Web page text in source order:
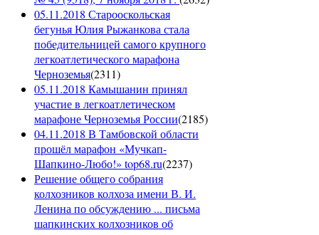
05.11.2018 Старооскольская
бегунья Юлия Рыжанкова стала
победительницей самого крупного
легкоатлетического марафона
Черноземья(2311)
05.11.2018 Камышанин принял
участие в легкоатлетическом
марафоне Черноземья России(2185)
04.11.2018 В Тамбовской области
прошёл марафон «Мучкап-
Шапкино-Любо!» top68.ru(2237)
Решение общего собрания
колхозников колхоза имени В. И.
Ленина по обсуждению ... письма
шапкинских колхозников об